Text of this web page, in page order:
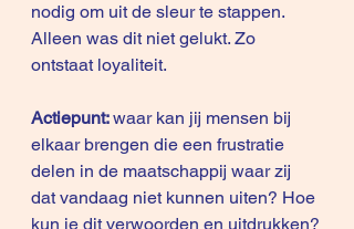
nodig om uit de sleur te stappen.
Alleen was dit niet gelukt. Zo
ontstaat loyaliteit.
Actiepunt: waar kan jij mensen bij
elkaar brengen die een frustratie
delen in de maatschappij waar zij
dat vandaag niet kunnen uiten? Hoe
kun je dit verwoorden en uitdrukken?